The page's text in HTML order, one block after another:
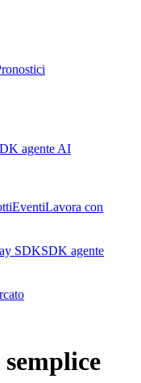
agente AI
EventiLavora con
SDKSDK agente